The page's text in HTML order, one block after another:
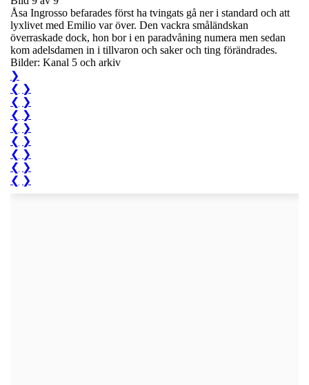
Åsa Ingrosso befarades först ha tvingats gå ner i standard och att
lyxlivet med Emilio var över. Den vackra småländskan
överraskade dock, hon bor i en paradvåning numera men sedan
kom adelsdamen in i tillvaron och saker och ting förändrades.
Bilder: Kanal 5 och arkiv
❯
❮ ❯
❮ ❯
❮ ❯
❮ ❯
❮ ❯
❮ ❯
❮ ❯
❮ ❯